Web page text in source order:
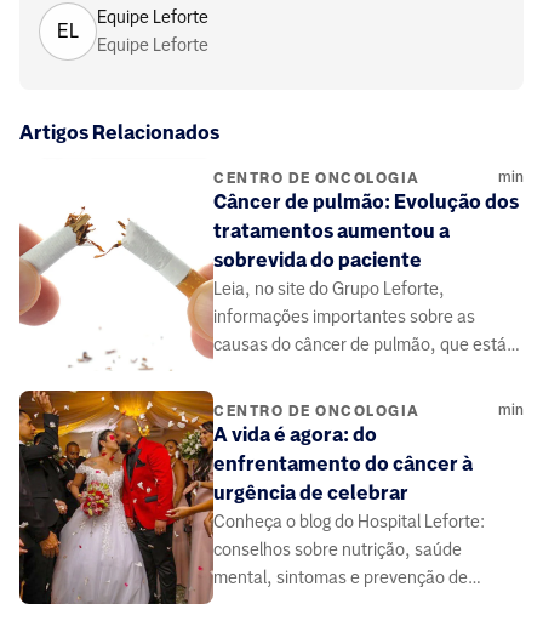
EL
Equipe Leforte
Equipe Leforte
Artigos Relacionados
CENTRO DE ONCOLOGIA min
Câncer de pulmão: Evolução dos
tratamentos aumentou a
sobrevida do paciente
Leia, no site do Grupo Leforte,
informações importantes sobre as
causas do câncer de pulmão, que está
CENTRO DE ONCOLOGIA min
A vida é agora: do
enfrentamento do câncer à
urgência de celebrar
Conheça o blog do Hospital Leforte:
conselhos sobre nutrição, saúde
mental, sintomas e prevenção de